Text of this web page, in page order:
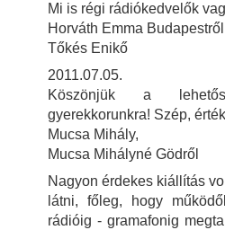
Mi is régi rádiókedvelők
Horváth Emma Budapestről
Tőkés Enikő
2011.07.05.
Köszönjük a
gyerekkorunkra! Szép,
Mucsa Mihály,
Mucsa Mihályné Gödről
Nagyon érdekes kiállítás
látni, főleg, hogy
rádióig - gramafonig